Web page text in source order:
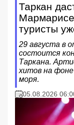
Таркан
Мармарисе
туристы
29 августа в
состоится
Таркана.
хитов на
моря.
05.08.2026